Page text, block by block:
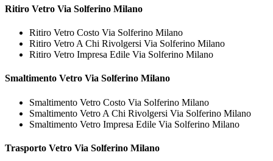
Ritiro Vetro Via Solferino Milano
Ritiro Vetro Costo Via Solferino Milano
Ritiro Vetro A Chi Rivolgersi Via Solferino Milano
Ritiro Vetro Impresa Edile Via Solferino Milano
Smaltimento Vetro Via Solferino Milano
Smaltimento Vetro Costo Via Solferino Milano
Smaltimento Vetro A Chi Rivolgersi Via Solferino Milano
Smaltimento Vetro Impresa Edile Via Solferino Milano
Trasporto Vetro Via Solferino Milano